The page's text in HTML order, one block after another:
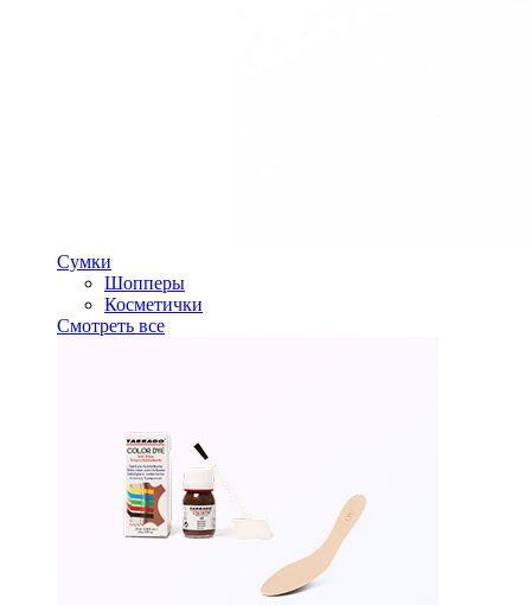
Сумки
Шопперы
Косметички
Смотреть все